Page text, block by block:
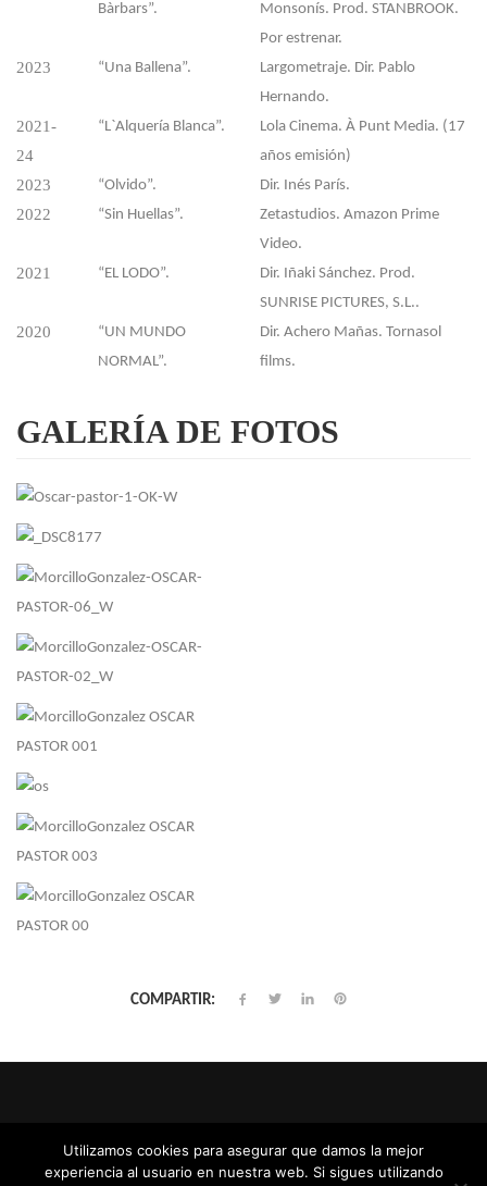
Bàrbars”.
Monsonís. Prod. STANBROOK.
Por estrenar.
2023 “Una Ballena”.
Largometraje. Dir. Pablo
Hernando.
2021-
24
“L`Alquería Blanca”.
Lola Cinema. À Punt Media. (17
años emisión)
2023 “Olvido”. Dir. Inés París.
2022 “Sin Huellas”.
Zetastudios. Amazon Prime
Video.
2021 “EL LODO”.
Dir. Iñaki Sánchez. Prod.
SUNRISE PICTURES, S.L..
2020
“UN MUNDO
NORMAL”.
Dir. Achero Mañas. Tornasol
films.
GALERÍA DE FOTOS
COMPARTIR:
GONZALEZ© 2020
REPRESENTACIÓN DE
ACTORES Y ACTRICES
DERECHOS
RESERVADOS |
AVISO
LEGAL | WEB CREADA
Utilizamos cookies para asegurar que damos la mejor
experiencia al usuario en nuestra web. Si sigues utilizando